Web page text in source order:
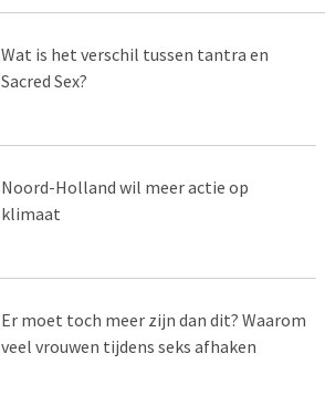
Wat is het verschil tussen tantra en
Sacred Sex?
Noord-Holland wil meer actie op
klimaat
Er moet toch meer zijn dan dit? Waarom
veel vrouwen tijdens seks afhaken